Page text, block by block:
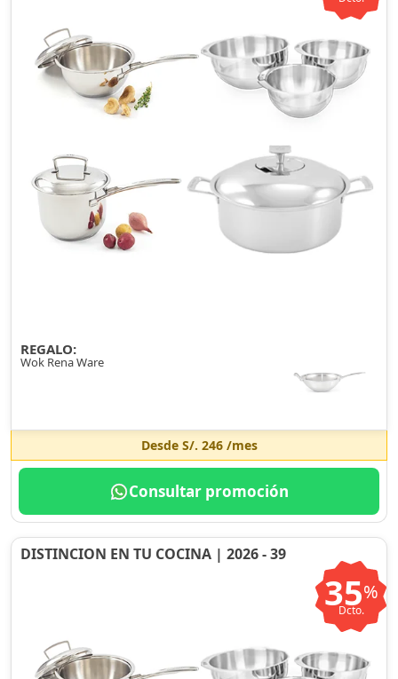
REGALO:
Wok Rena Ware
Desde S/. 246/mes
Consultar promoción
DISTINCION EN TU COCINA | 2026 - 39
35%
Dcto.